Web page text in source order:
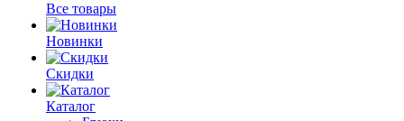
Все товары
Новинки
Скидки
Каталог